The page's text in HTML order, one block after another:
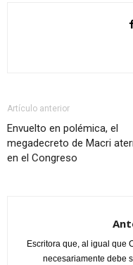
Artículo anterior
Envuelto en polémica, el
megadecreto de Macri
en el Congreso
Escritora que, al igual que
necesariamente debe